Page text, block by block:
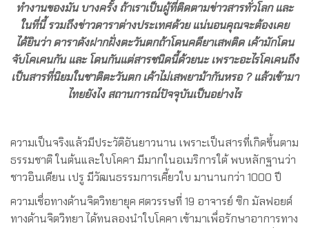
ทำงานของมัน บางครั้ง ถ้าเราเป็นผู้ที่ติดตามข่าวสารทั่วโลก และ
ในที่นี้ รวมถึงข่าวดาราต่างประเทศด้วย แน่นอนคุณจะต้องเคย
ได้ยินว่า ดาราดังฝากฝั่งตะวันตกถ้าโดนคดียาเสพติด เค้ามักโดน
จับโคเคนกัน และ โดนกันแต่สารชนิดนี้ด้วยนะ เพราะอะไรโคเคนถึง
เป็นสารที่นิยมในชาติตะวันตก เค้าไม่เสพยาม้ากันหรอ ? แล้วเข้ามา
ไทยยังไง สถานการณ์ปัจจุบันเป็นอย่างไร
ความเป็นจริงแล้วมีประวัติอันยาวนาน เพราะเป็นสารที่เกิดขึ้นตาม
ธรรมชาติ ในต้นและใบโคคา มีมากในอเมริการใต้ พบหลักฐานว่า
ชาวอินเดียน เปรู มีวัฒนธรรมการเคี้ยวใบ มานานกว่า 1000 ปี
ความเชื่อทางด้านจิตวิทยายุค ศตวรรษที่ 19 อาจารย์ ซิก มัลฟอยด์
ทางด้านจิตวิทยา ได้ทนลองนำใบโคคา เข้ามาเพื่อรักษาอาการทาง